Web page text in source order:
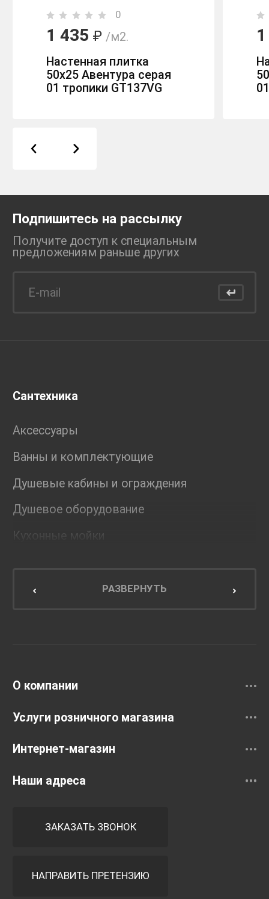
0
1 435 ₽ /м2.
Настенная плитка
50х25 Авентура серая
01 тропики GT137VG
Подпишитесь на рассылку
Получите доступ к специальным
предложениям раньше других
Сантехника
Аксессуары
Ванны и комплектующие
Душевые кабины и ограждения
Душевое оборудование
Кухонные мойки
Мебель для кухниРАЗВЕРНУТЬ
О компании
Услуги розничного магазина
Интернет-магазин
Наши адреса
ЗАКАЗАТЬ ЗВОНОК
НАПРАВИТЬ ПРЕТЕНЗИЮ